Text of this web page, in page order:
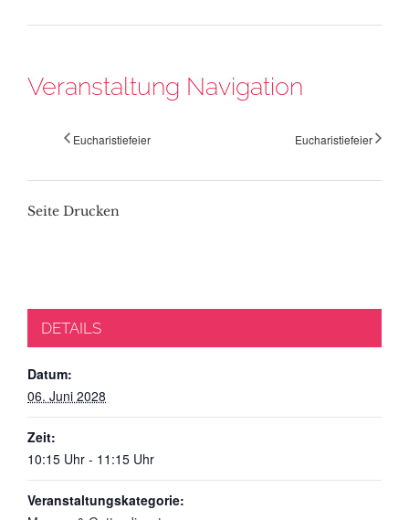
Veranstaltung Navigation
Eucharistiefeier Eucharistiefeier
Seite Drucken
DETAILS
Datum:
06. Juni 2028
Zeit:
10:15 Uhr - 11:15 Uhr
Veranstaltungskategorie: